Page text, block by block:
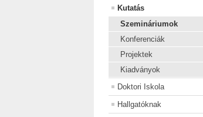
Kutatás
Szemináriumok
Konferenciák
Projektek
Kiadványok
Doktori Iskola
Hallgatóknak